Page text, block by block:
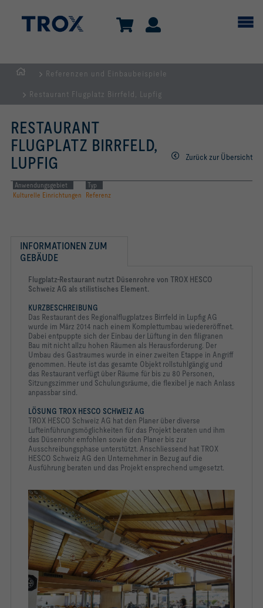
Referenzen und Einbaubeispiele
Restaurant Flugplatz Birrfeld, Lupfig
RESTAURANT
FLUGPLATZ BIRRFELD,
LUPFIG
Zurück zur Übersicht
Anwendungsgebiet
Kulturelle Einrichtungen
Typ
Referenz
INFORMATIONEN ZUM
GEBÄUDE
Flugplatz-Restaurant nutzt Düsenrohre von TROX HESCO
Schweiz AG als stilistisches Element.
KURZBESCHREIBUNG
Das Restaurant des Regionalflugplatzes Birrfeld in Lupfig AG
wurde im März 2014 nach einem Komplettumbau wiedereröffnet.
Dabei entpuppte sich der Einbau der Lüftung in den filigranen
Bau mit nicht allzu hohen Räumen als Herausforderung. Der
Umbau des Gastraumes wurde in einer zweiten Etappe in Angriff
genommen. Heute ist das gesamte Objekt rollstuhlgängig und
das Restaurant verfügt über Räume für bis zu 80 Personen,
Sitzungszimmer und Schulungsräume, die flexibel je nach Anlass
anpassbar sind.
LÖSUNG TROX HESCO SCHWEIZ AG
TROX HESCO Schweiz AG hat den Planer über diverse
Lufteinführungsmöglichkeiten für das Projekt beraten und ihm
das Düsenrohr emfohlen sowie den Planer bis zur
Ausschreibungsphase unterstützt. Anschliessend hat TROX
HESCO Schweiz AG den Unternehmer in Bezug auf die
Ausführung beraten und das Projekt ensprechend umgesetzt.